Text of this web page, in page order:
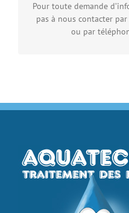
Pour toute demande
pas à nous contacter
ou par